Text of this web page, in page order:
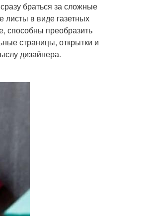
браться за сложные
листы в виде газетных
способны преобразить
страницы, открытки и
дизайнера.